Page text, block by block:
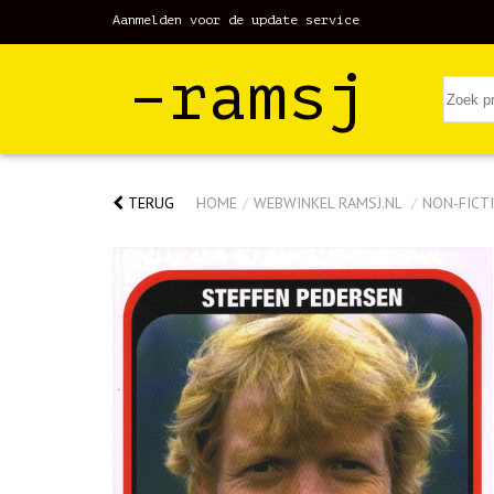
Aanmelden voor de update service
–ramsj
TERUG HOME / WEBWINKEL RAMSJ.NL / NON-